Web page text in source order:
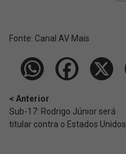
Fonte: Canal AV Mais
< Anterior
Sub-17: Rodrigo Júnior será
titular contra o Estados Unidos